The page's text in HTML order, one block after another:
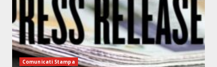
Comunicati Stampa